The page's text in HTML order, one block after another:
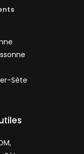
Sète